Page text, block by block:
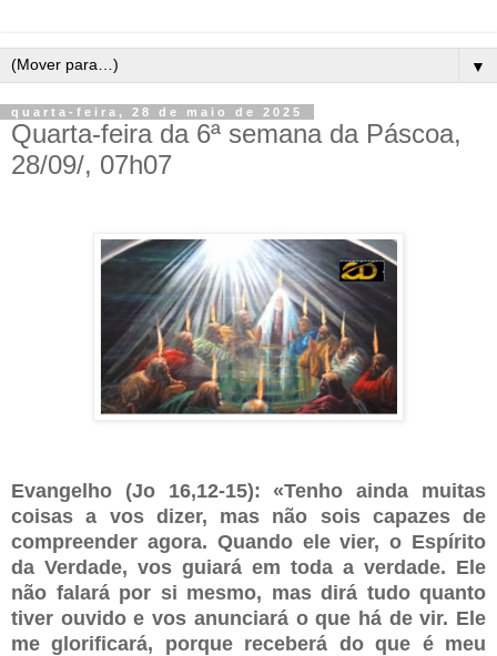
▼
quarta-feira, 28 de maio de 2025
Quarta-feira da 6ª semana da Páscoa,
28/09/, 07h07
Evangelho (Jo 16,12-15): «Tenho ainda muitas
coisas a vos dizer, mas não sois capazes de
compreender agora. Quando ele vier, o Espírito
da Verdade, vos guiará em toda a verdade. Ele
não falará por si mesmo, mas dirá tudo quanto
tiver ouvido e vos anunciará o que há de vir. Ele
me glorificará, porque receberá do que é meu